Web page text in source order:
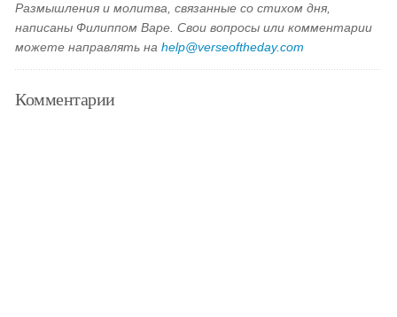
Размышления и молитва, связанные со стихом дня,
написаны Филиппом Варе. Свои вопросы или комментарии
можете направлять наhelp@verseoftheday.com
Комментарии